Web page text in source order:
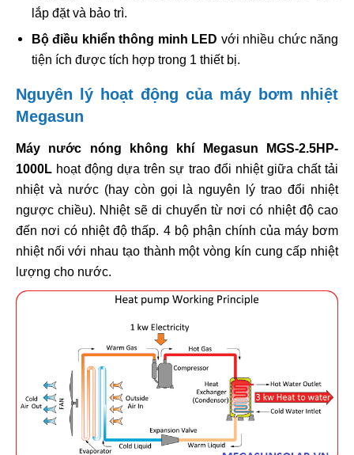
lắp đặt và bảo trì.
Bộ điều khiển thông minh LED với nhiều chức năng
tiện ích được tích hợp trong 1 thiết bị.
Nguyên lý hoạt động của máy bơm nhiệt
Megasun
Máy nước nóng không khí Megasun MGS-2.5HP-
1000L hoạt động dựa trên sự trao đổi nhiệt giữa chất tải
nhiệt và nước (hay còn gọi là nguyên lý trao đổi nhiệt
ngược chiều). Nhiệt sẽ di chuyển từ nơi có nhiệt độ cao
đến nơi có nhiệt độ thấp. 4 bộ phận chính của máy bơm
nhiệt nối với nhau tạo thành một vòng kín cung cấp nhiệt
lượng cho nước.